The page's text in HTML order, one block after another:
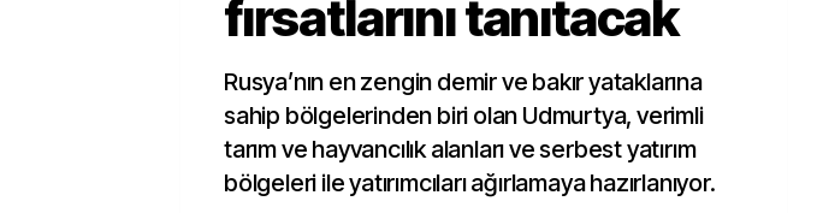
fırsatlarını tanıtacak
Rusya’nın en zengin demir ve bakır yataklarına
sahip bölgelerinden biri olan Udmurtya, verimli
tarım ve hayvancılık alanları ve serbest yatırım
bölgeleri ile yatırımcıları ağırlamaya hazırlanıyor.